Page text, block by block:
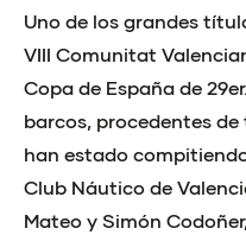
Uno de los grandes
VIII Comunitat
Copa de España de
barcos, procedentes
han estado
Club Náutico de
Mateo y Simón